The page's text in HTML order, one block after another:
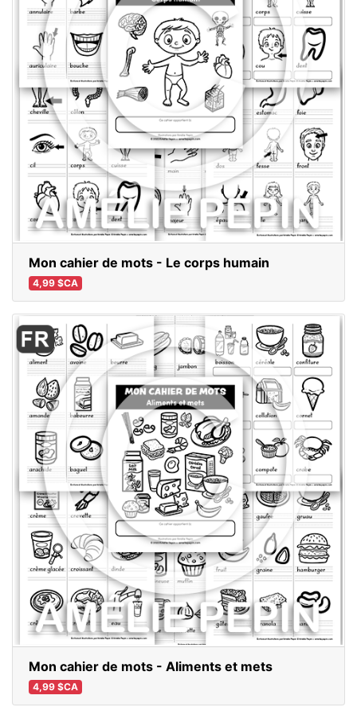
Mon cahier de mots - Le corps humain
4,99 $CA
Mon cahier de mots - Aliments et mets
4,99 $CA